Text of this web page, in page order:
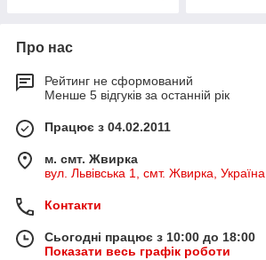
Про нас
Рейтинг не сформований
Менше 5 відгуків за останній рік
Працює з 04.02.2011
м. смт. Жвирка
вул. Львівська 1, смт. Жвирка, Україна
Контакти
Сьогодні працює з 10:00 до 18:00
Показати весь графік роботи